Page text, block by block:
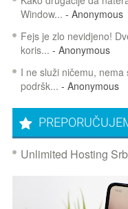
Window... - Anonymous
Fejs je zlo nevidjeno!
koris... - Anonymous
I ne služi ničemu, nema
podršk... - Anonymous
Unlimited Hosting